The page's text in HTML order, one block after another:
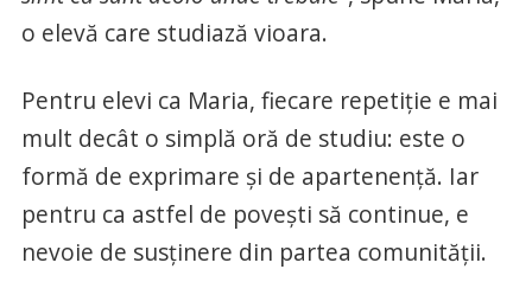
o elevă care studiază vioara.
Pentru elevi ca Maria, fiecare repetiție e mai
mult decât o simplă oră de studiu: este o
formă de exprimare și de apartenență. Iar
pentru ca astfel de povești să continue, e
nevoie de susținere din partea comunității.